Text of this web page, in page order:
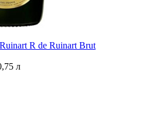
R de Ruinart Brut
л